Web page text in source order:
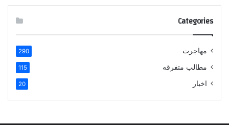
Categories
مهاجرت 290
مطالب متفرقه 115
اخبار 20